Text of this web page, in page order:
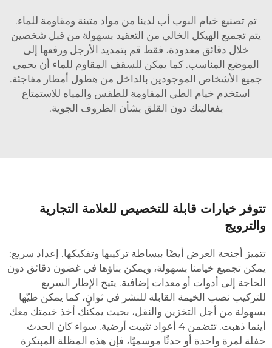
تم تصنيع خيام البوب أب لدينا من مواد متينة ومقاومة للماء.
يتم تجميع الهيكل الخالي من التعقيد بسهولة من قبل شخصين
خلال دقائق معدودة، فقط قم بتمديد الأرجل ورفعها إلى
الموضع المناسب. كما يمكن للسقف المقاوم للماء أن يحمي
جميع الأشخاص الموجودين بالداخل من هطول أمطار مفاجئة.
استخدم خيام الطي المقاومة للطقس والمياه للاستمتاع
بفعاليتك دون القلق بشأن الظروف الجوية.
خيارات قابلة للتخصيص للعلامة التجارية
أجنحة العرض أيضًا ببساطة تركيبها وتفكيكها. إعداد سريع:
تجميع خيامنا بسهولة، ويمكن بناؤها في غضون دقائق دون
إلى أدوات أو معدات إضافية. يتيح الإطار السريع
نصب الخيمة القابلة للنشر في ثوانٍ، كما يمكن طيّها
من أجل التخزين والنقل، بحيث يمكنك أخذ خيمتك معك
أينما ذهبت. تتضمن 4 أعواد تثبيت أرضية. سواء كان الحدث
لمرة واحدة أو حدثًا موسميًا، فإن هذه المظلة المبتكرة